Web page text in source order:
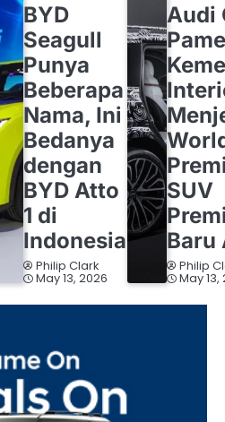
BYD
Seagull
Punya
Beberapa
Nama, Ini
Bedanya
dengan
BYD Atto
1 di
Indonesia
Philip Clark
May 13, 2026
Audi
SUV
Baru
Philip
May 13,